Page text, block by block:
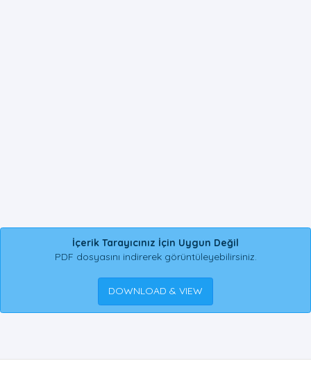
İçerik Tarayıcınız İçin Uygun Değil
PDF dosyasını indirerek görüntüleyebilirsiniz.
DOWNLOAD & VIEW